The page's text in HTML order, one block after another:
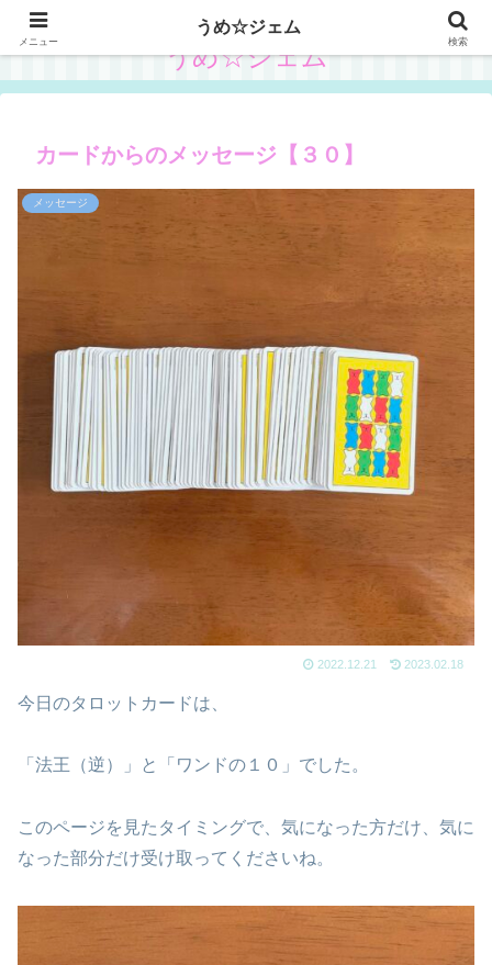
うめ☆ジェム
カードからのメッセージ【３０】
メッセージ
2022.12.21 2023.02.18
今日のタロットカードは、
「法王（逆）」と「ワンドの１０」でした。
このページを見たタイミングで、気になった方だけ、気に
なった部分だけ受け取ってくださいね。
メニュー
うめ☆ジェム
検索